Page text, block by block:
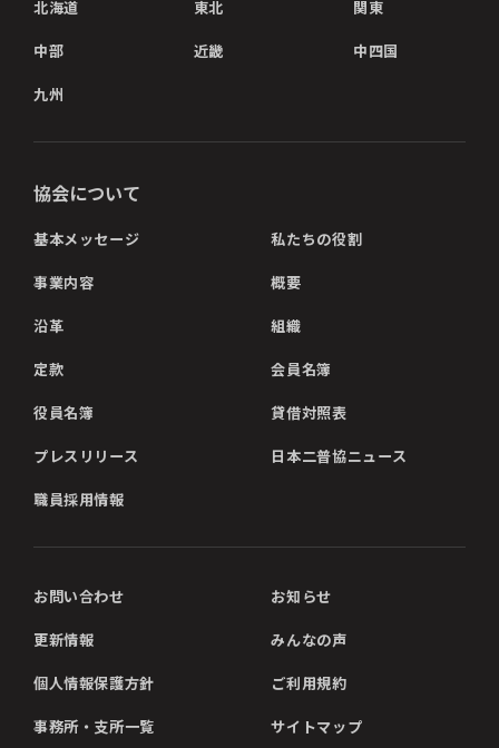
北海道 東北 関東
中部 近畿 中四国
九州
協会について
基本メッセージ 私たちの役割
事業内容 概要
沿革 組織
定款 会員名簿
役員名簿 貸借対照表
プレスリリース 日本二普協ニュース
職員採用情報
お問い合わせ お知らせ
更新情報 みんなの声
個人情報保護方針 ご利用規約
事務所・支所一覧 サイトマップ